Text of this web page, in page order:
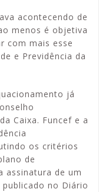
acontecendo de
menos é objetiva
com mais esse
e Previdência da
já
Caixa. Funcef e a
os critérios
de
assinatura de um
no Diário